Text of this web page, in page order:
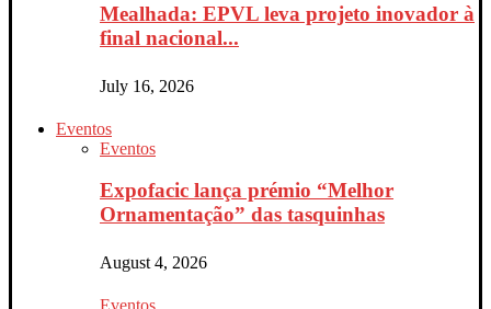
Mealhada: EPVL leva projeto inovador à
final nacional...
July 16, 2026
Eventos
Eventos
Expofacic lança prémio “Melhor
Ornamentação” das tasquinhas
August 4, 2026
Eventos